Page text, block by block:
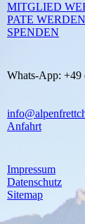
MITGLIED
PATE WERDEN
SPENDEN
Whats-App: +49
Anfahrt
Impressum
Datenschutz
Sitemap